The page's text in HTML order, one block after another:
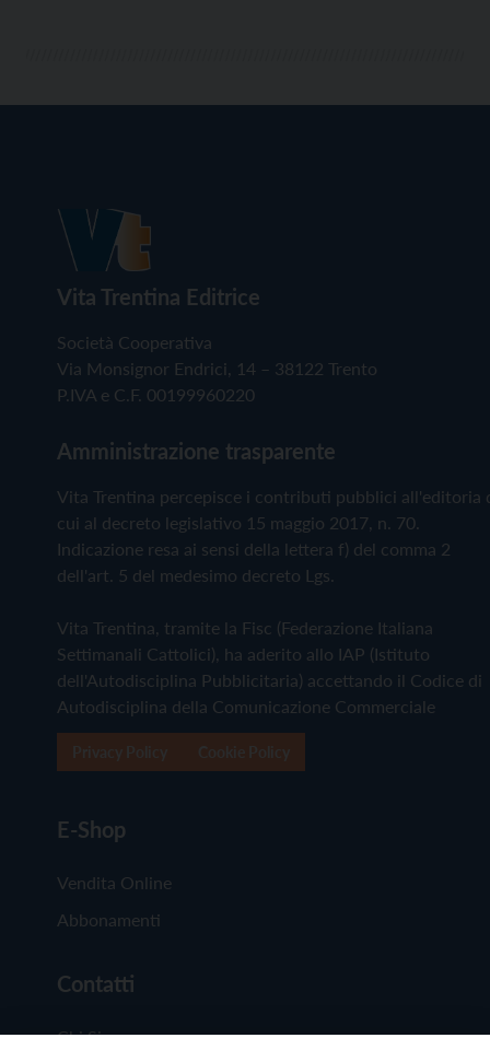
Vita Trentina Editrice
Società Cooperativa
Via Monsignor Endrici, 14 – 38122 Trento
P.IVA e C.F. 00199960220
Amministrazione trasparente
Vita Trentina percepisce i contributi pubblici all'editoria
cui al decreto legislativo 15 maggio 2017, n. 70.
Indicazione resa ai sensi della lettera f) del comma 2
dell'art. 5 del medesimo decreto Lgs.
Vita Trentina, tramite la Fisc (Federazione Italiana
Settimanali Cattolici), ha aderito allo IAP (Istituto
dell'Autodisciplina Pubblicitaria) accettando il Codice di
Autodisciplina della Comunicazione Commerciale
E-Shop
Vendita Online
Abbonamenti
Contatti